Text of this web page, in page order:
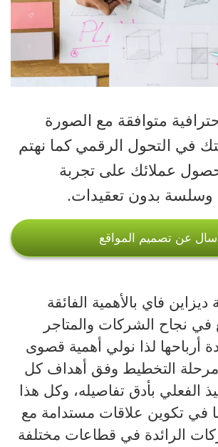
متوافقة مع الصورة
في التحول الرقمي كما نهتم
عملائك على تجربة
وسلسة بدون تعقيدات.
أسال عن تصميم المواقع
فاي بالأهمية الفائقة
في نجاح الشركات والمتاجر
أرباحها لذا نولي أهمية قصوى
مرحلة التخطيط وفق أهداف كل
الفعلي بأدق تفاصيله، وكل هذا
في تكوين علاقات مستدامة مع
الرائدة في قطاعات مختلفة